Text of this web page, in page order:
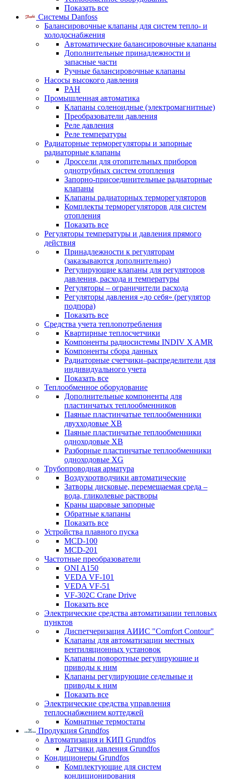
Показать все
Системы Danfoss
Балансировочные клапаны для систем тепло- и
холодоснабжения
Автоматические балансировочные клапаны
Дополнительные принадлежности и
запасные части
Ручные балансировочные клапаны
Насосы высокого давления
PAH
Промышленная автоматика
Клапаны соленоидные (электромагнитные)
Преобразователи давления
Реле давления
Реле температуры
Радиаторные терморегуляторы и запорные
радиаторные клапаны
Дроссели для отопительных приборов
однотрубных систем отопления
Запорно-присоединительные радиаторные
клапаны
Клапаны радиаторных терморегуляторов
Комплекты терморегуляторов для систем
отопления
Показать все
Регуляторы температуры и давления прямого
действия
Принадлежности к регуляторам
(заказываются дополнительно)
Регулирующие клапаны для регуляторов
давления, расхода и температуры
Регуляторы – ограничители расхода
Регуляторы давления «до себя» (регулятор
подпора)
Показать все
Средства учета теплопотребления
Квартирные теплосчетчики
Компоненты радиосистемы INDIV X AMR
Компоненты сбора данных
Радиаторные счетчики–распределители для
индивидуального учета
Показать все
Теплообменное оборудование
Дополнительные компоненты для
пластинчатых теплообменников
Паяные пластинчатые теплообменники
двухходовые XB
Паяные пластинчатые теплообменники
одноходовые ХВ
Разборные пластинчатые теплообменники
одноходовые ХG
Трубопроводная арматура
Воздухоотводчики автоматические
Затворы дисковые, перемещаемая среда –
вода, гликолевые растворы
Краны шаровые запорные
Обратные клапаны
Показать все
Устройства плавного пуска
MCD-100
MCD-201
Частотные преобразователи
ONI A150
VEDA VF-101
VEDA VF-51
VF-302C Crane Drive
Показать все
Электрические средства автоматизации тепловых
пунктов
Диспетчеризация АИИС "Comfort Contour"
Клапаны для автоматизации местных
вентиляционных установок
Клапаны поворотные регулирующие и
приводы к ним
Клапаны регулирующие седельные и
приводы к ним
Показать все
Электрические средства управления
теплоснабжением коттеджей
Комнатные термостаты
Продукция Grundfos
Автоматизация и КИП Grundfos
Датчики давления Grundfos
Кондиционеры Grundfos
Комплектующие для систем
кондиционирования